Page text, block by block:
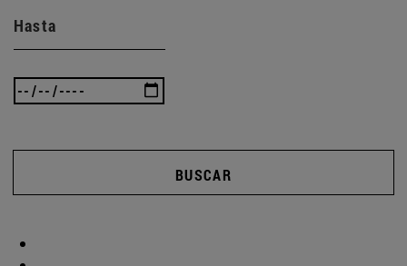
Hasta
BUSCAR